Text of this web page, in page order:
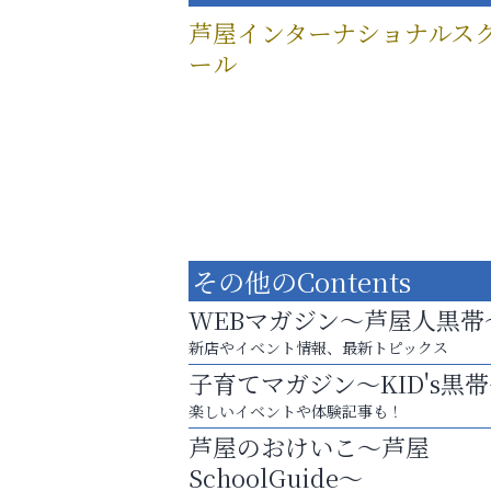
芦屋インターナショナルス
ール
英語で育つ、世界が広がる！
ラ・ミカ矯正歯科
その他のContents
WEBマガジン～芦屋人黒帯
新店やイベント情報、最新トピックス
子育てマガジン～KID's黒
楽しいイベントや体験記事も！
芦屋のおけいこ～芦屋
SchoolGuide～